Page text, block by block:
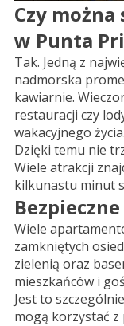
Czy
w Punta
Tak. Jedną z
nadmorska
kawiarnie.
restauracji czy
wakacyjnego życia.
Dzięki temu nie
Wiele atrakcji
kilkunastu minut
Wiele
zamkniętych
zielenią oraz
mieszkańców i
Jest to
mogą korzystać